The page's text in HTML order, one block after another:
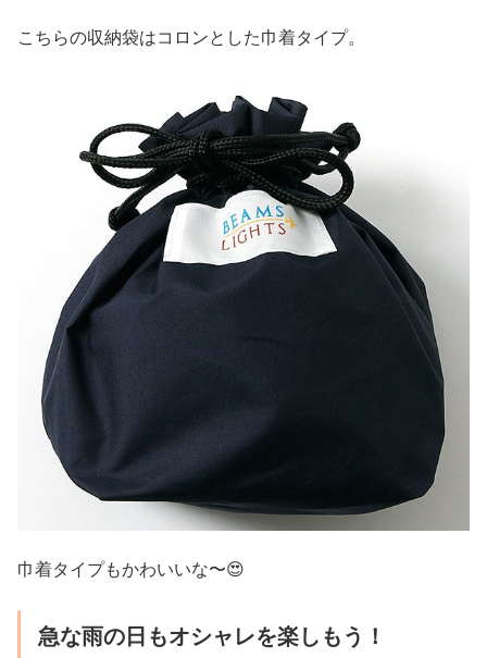
こちらの収納袋はコロンとした巾着タイプ。
巾着タイプもかわいいな〜😍
急な雨の日もオシャレを楽しもう！